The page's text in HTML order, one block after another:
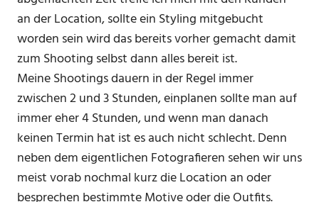
an der Location, sollte ein Styling mitgebucht
worden sein wird das bereits vorher gemacht damit
zum Shooting selbst dann alles bereit ist.
Meine Shootings dauern in der Regel immer
zwischen 2 und 3 Stunden, einplanen sollte man auf
immer eher 4 Stunden, und wenn man danach
keinen Termin hat ist es auch nicht schlecht. Denn
neben dem eigentlichen Fotografieren sehen wir uns
meist vorab nochmal kurz die Location an oder